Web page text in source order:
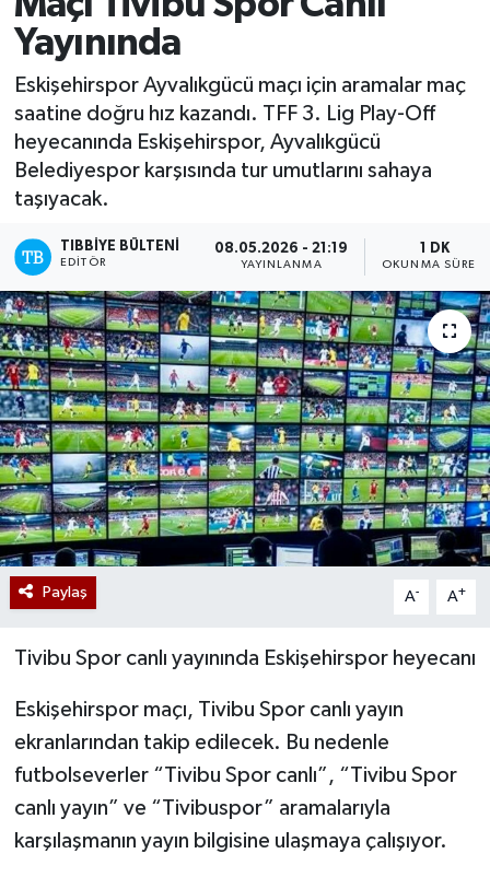
Yayınında
Eskişehirspor Ayvalıkgücü maçı için aramalar maç
saatine doğru hız kazandı. TFF 3. Lig Play-Off
heyecanında Eskişehirspor, Ayvalıkgücü
Belediyespor karşısında tur umutlarını sahaya
taşıyacak.
TIBBIYE BÜLTENI
EDITÖR
08.05.2026 - 21:19
YAYINLANMA
1 DK
OKUNMA SÜRESI
Paylaş A- A+
Tivibu Spor canlı yayınında Eskişehirspor heyecanı
Eskişehirspor maçı, Tivibu Spor canlı yayın
ekranlarından takip edilecek. Bu nedenle
futbolseverler “Tivibu Spor canlı”, “Tivibu Spor
canlı yayın” ve “Tivibuspor” aramalarıyla
karşılaşmanın yayın bilgisine ulaşmaya çalışıyor.
Yazarlar